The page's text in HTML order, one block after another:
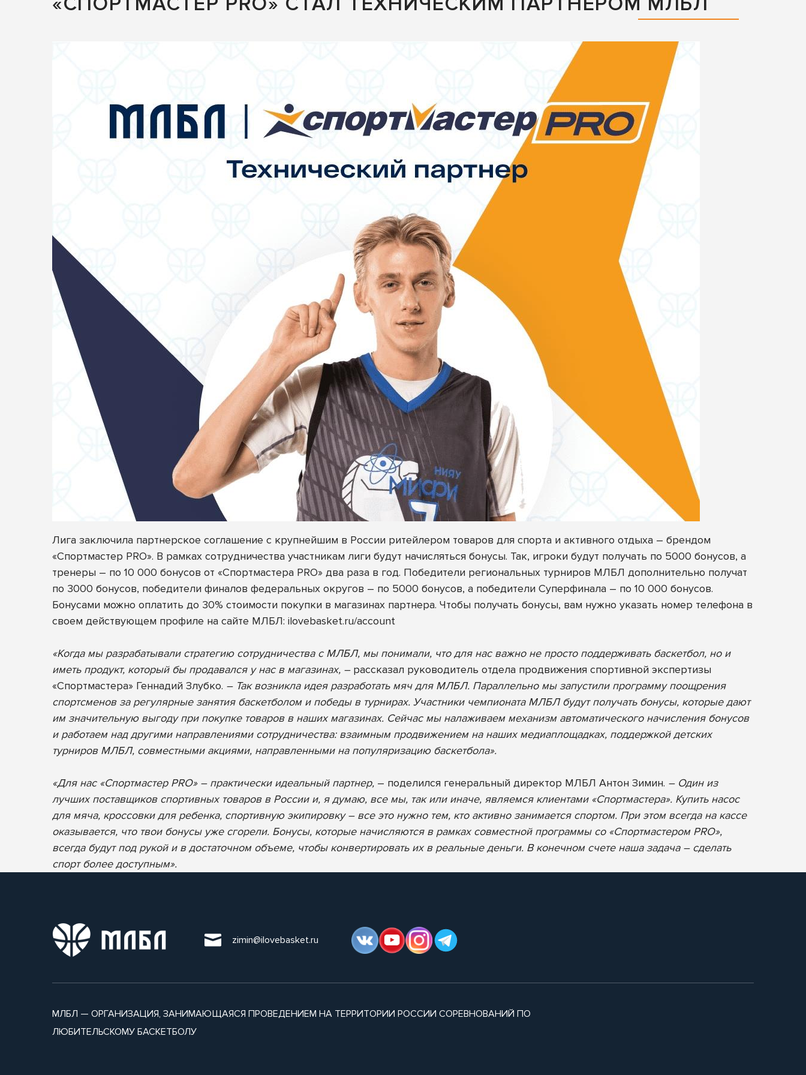
Лига заключила партнерское соглашение с крупнейшим в России ритейлером товаров для спорта и активного отдыха – брендом
«Спортмастер PRO». В рамках сотрудничества участникам лиги будут начисляться бонусы. Так, игроки будут получать по 5000 бонусов, а
тренеры – по 10 000 бонусов от «Спортмастера PRO» два раза в год. Победители региональных турниров МЛБЛ дополнительно получат
по 3000 бонусов, победители финалов федеральных округов – по 5000 бонусов, а победители Суперфинала – по 10 000 бонусов.
Бонусами можно оплатить до 30% стоимости покупки в магазинах партнера. Чтобы получать бонусы, вам нужно указать номер телефона в
своем действующем профиле на сайте МЛБЛ: ilovebasket.ru/account
«Когда мы разрабатывали стратегию сотрудничества с МЛБЛ, мы понимали, что для нас важно не просто поддерживать баскетбол, но и
иметь продукт, который бы продавался у нас в магазинах, – рассказал руководитель отдела продвижения спортивной экспертизы
«Спортмастера» Геннадий Злубко. – Так возникла идея разработать мяч для МЛБЛ. Параллельно мы запустили программу поощрения
спортсменов за регулярные занятия баскетболом и победы в турнирах. Участники чемпионата МЛБЛ будут получать бонусы, которые дают
им значительную выгоду при покупке товаров в наших магазинах. Сейчас мы налаживаем механизм автоматического начисления бонусов
и работаем над другими направлениями сотрудничества: взаимным продвижением на наших медиаплощадках, поддержкой детских
турниров МЛБЛ, совместными акциями, направленными на популяризацию баскетбола».
«Для нас «Спортмастер PRO» – практически идеальный партнер, – поделился генеральный директор МЛБЛ Антон Зимин. – Один из
лучших поставщиков спортивных товаров в России и, я думаю, все мы, так или иначе, являемся клиентами «Спортмастера». Купить насос
для мяча, кроссовки для ребенка, спортивную экипировку – все это нужно тем, кто активно занимается спортом. При этом всегда на кассе
оказывается, что твои бонусы уже сгорели. Бонусы, которые начисляются в рамках совместной программы со «Спортмастером PRO»,
всегда будут под рукой и в достаточном объеме, чтобы конвертировать их в реальные деньги. В конечном счете наша задача – сделать
спорт более доступным».
zimin@ilovebasket.ru
МЛБЛ — ОРГАНИЗАЦИЯ, ЗАНИМАЮЩАЯСЯ ПРОВЕДЕНИЕМ НА ТЕРРИТОРИИ РОССИИ СОРЕВНОВАНИЙ ПО
ЛЮБИТЕЛЬСКОМУ БАСКЕТБОЛУ